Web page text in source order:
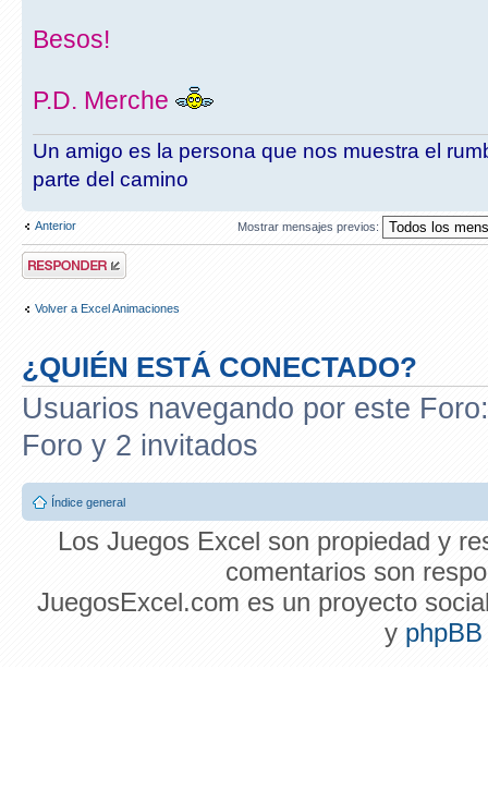
Besos!
P.D. Merche
Un amigo es la persona que nos muestra el
parte del camino
Anterior Mostrar mensajes previos:
Publicar una
respuesta
Volver a Excel Animaciones
¿QUIÉN ESTÁ CONECTADO?
Usuarios navegando por este
Foro y 2 invitados
Índice general
Los Juegos Excel son propiedad y
comentarios son
JuegosExcel.com es un proyecto
y phpBB